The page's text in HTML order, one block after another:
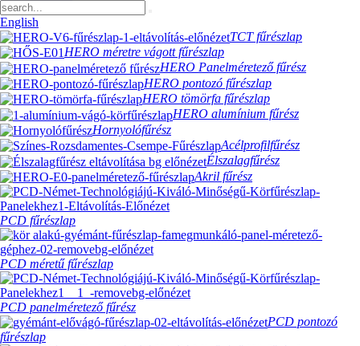
English
TCT fűrészlap
HERO méretre vágott fűrészlap
HERO Panelméretező fűrész
HERO pontozó fűrészlap
HERO tömörfa fűrészlap
HERO alumínium fűrész
Hornyolófűrész
Acélprofilfűrész
Élszalagfűrész
Akril fűrész
PCD fűrészlap
PCD méretű fűrészlap
PCD panelméretező fűrész
PCD pontozó
fűrészlap